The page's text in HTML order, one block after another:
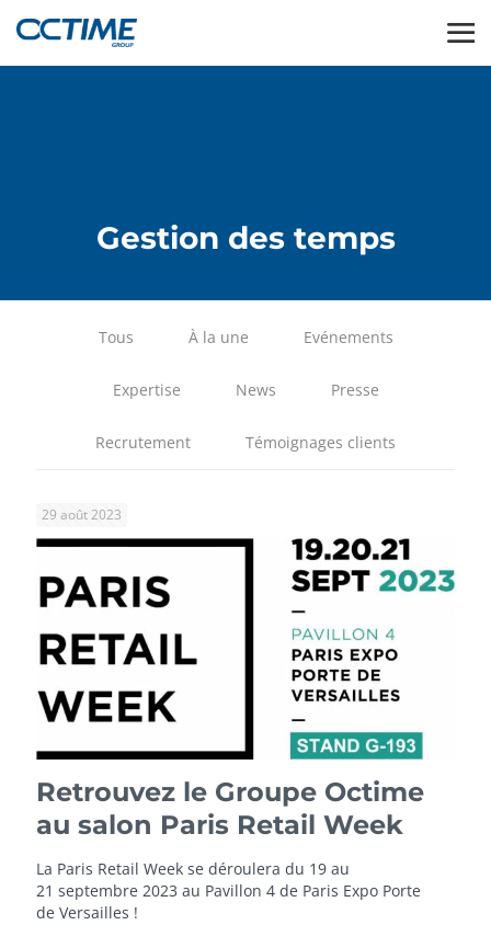
Gestion des temps
Tous À la une Evénements
Expertise News Presse
Recrutement Témoignages clients
29 août 2023
Retrouvez le Groupe Octime
au salon Paris Retail Week
La Paris Retail Week se déroulera du 19 au
21 septembre 2023 au Pavillon 4 de Paris Expo Porte
de Versailles !